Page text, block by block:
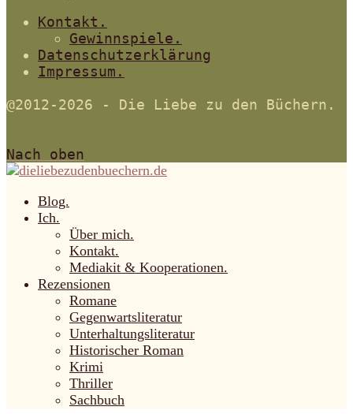
Kontakt.
Gewinnspiele.
Datenschutzerklärung
Impressum.
@2012-2026 - Die Liebe zu den Büchern.
Nach oben
Blog.
Ich.
Über mich.
Kontakt.
Mediakit & Kooperationen.
Rezensionen
Romane
Gegenwartsliteratur
Unterhaltungsliteratur
Historischer Roman
Krimi
Thriller
Sachbuch